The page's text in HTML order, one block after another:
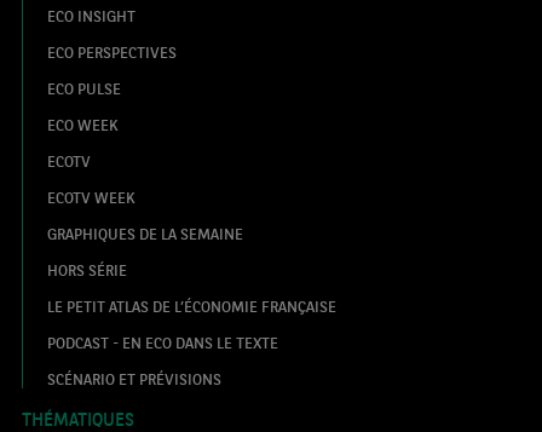
ECO INSIGHT
ECO PERSPECTIVES
ECO PULSE
ECO WEEK
ECOTV
ECOTV WEEK
GRAPHIQUES DE LA SEMAINE
HORS SÉRIE
LE PETIT ATLAS DE L’ÉCONOMIE FRANÇAISE
PODCAST - EN ECO DANS LE TEXTE
SCÉNARIO ET PRÉVISIONS
THÉMATIQUES